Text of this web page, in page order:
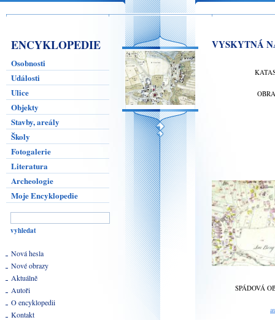
ENCYKLOPEDIE
Osobnosti
Události
Ulice
Objekty
Stavby, areály
Školy
Fotogalerie
Literatura
Archeologie
Moje Encyklopedie
Nová hesla
Nové obrazy
Aktuálně
Autoři
O encyklopedii
Kontakt
VYSKYTNÁ
SPÁDOVÁ